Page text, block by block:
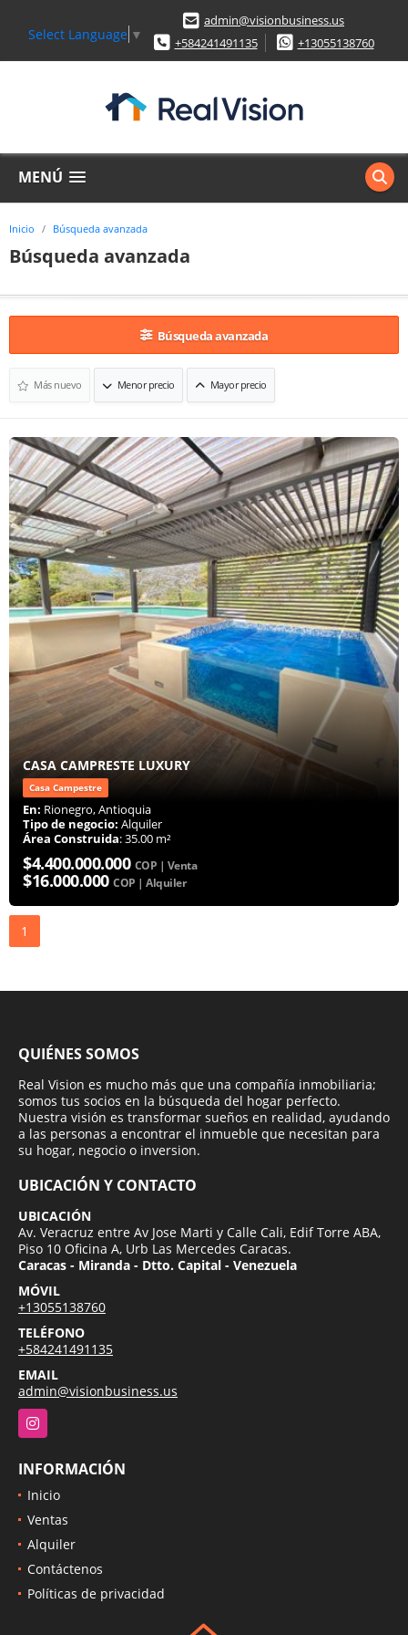
Select Language ▼
admin@visionbusiness.us
+584241491135
+13055138760
MENÚ
Inicio Búsqueda avanzada
Búsqueda avanzada
Búsqueda avanzada
Más nuevo Menor precio Mayor precio
CASA CAMPRESTE LUXURY
Casa Campestre
En: Rionegro, Antioquia
Tipo de negocio: Alquiler
Área Construida: 35.00 m²
$4.400.000.000 COP | Venta
$16.000.000 COP | Alquiler
1
QUIÉNES SOMOS
Real Vision es mucho más que una compañía inmobiliaria;
somos tus socios en la búsqueda del hogar perfecto.
Nuestra visión es transformar sueños en realidad, ayudando
a las personas a encontrar el inmueble que necesitan para
su hogar, negocio o inversion.
UBICACIÓN Y CONTACTO
UBICACIÓN
Av. Veracruz entre Av Jose Marti y Calle Cali, Edif Torre ABA,
Piso 10 Oficina A, Urb Las Mercedes Caracas.
Caracas - Miranda - Dtto. Capital - Venezuela
MÓVIL
+13055138760
TELÉFONO
+584241491135
EMAIL
admin@visionbusiness.us
Instagram
INFORMACIÓN
Inicio
Ventas
Alquiler
Contáctenos
Políticas de privacidad